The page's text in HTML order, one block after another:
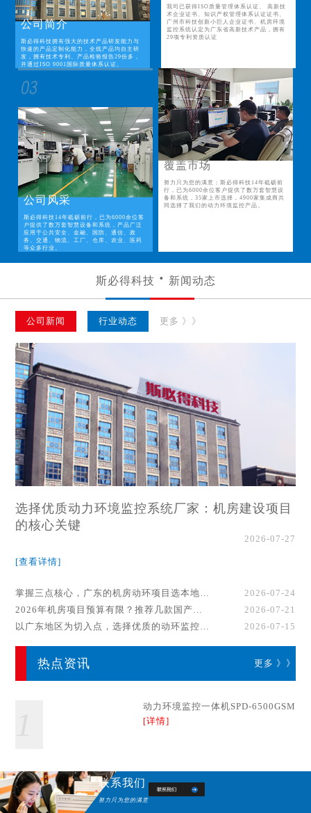
公司简介
斯必得科技拥有强大的技术产品研发能力与
快速的产品定制化能力，全线产品均自主研
发，拥有技术专利、产品检验报告29份多，
并通过ISO 9001国际质量体系认证。
我司已获得ISO质量管理体系认证、 高新技
术企业证书、知识产权管理体系认证证书、
广州市科技创新小巨人企业证书、机房环境
监控系统认定为广东省高新技术产品，拥有
29项专利资质认证
公司风采
斯必得科技14年砥砺前行，已为6000余位客
户提供了数万套智慧设备和系统，产品广泛
应用于公共安全、金融、国防、通信、政
务、交通、物流、工厂、仓库、农业、医药
等众多行业。
覆盖市场
努力只为您的满意；斯必得科技14年砥砺前
行，已为6000余位客户提供了数万套智慧设
备和系统，35家上市选择，4900家集成商共
同选择了我们的动力环境监控产品。
斯必得科技 新闻动态
公司新闻 行业动态 更多 》》
选择优质动力环境监控系统厂家：机房建设项目
的核心关键
2026-07-27
[查看详情]
掌握三点核心，广东的机房动环项目选本地厂家事半功倍！
2026-07-24
2026年机房项目预算有限？推荐几款国产动环监控系统品牌
2026-07-21
以广东地区为切入点，选择优质的动环监控系统厂家
2026-07-15
热点资讯 更多 》》
动力环境监控一体机SPD-6500GSM
[详情]
联系我们
努力只为您的满意